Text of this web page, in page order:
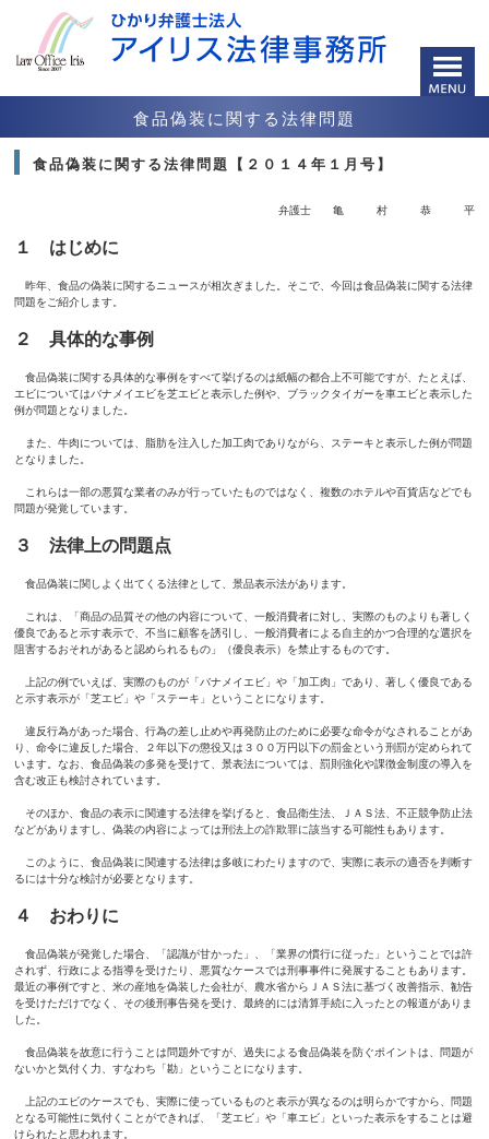
食品偽装に関する法律問題
食品偽装に関する法律問題【２０１４年１月号】
弁護士 亀 村 恭 平
１ はじめに
昨年、食品の偽装に関するニュースが相次ぎました。そこで、今回は食品偽装に関する法律
問題をご紹介します。
２ 具体的な事例
食品偽装に関する具体的な事例をすべて挙げるのは紙幅の都合上不可能ですが、たとえば、
エビについてはバナメイエビを芝エビと表示した例や、ブラックタイガーを車エビと表示した
例が問題となりました。
また、牛肉については、脂肪を注入した加工肉でありながら、ステーキと表示した例が問題
となりました。
これらは一部の悪質な業者のみが行っていたものではなく、複数のホテルや百貨店などでも
問題が発覚しています。
３ 法律上の問題点
食品偽装に関しよく出てくる法律として、景品表示法があります。
これは、「商品の品質その他の内容について、一般消費者に対し、実際のものよりも著しく
優良であると示す表示で、不当に顧客を誘引し、一般消費者による自主的かつ合理的な選択を
阻害するおそれがあると認められるもの」（優良表示）を禁止するものです。
上記の例でいえば、実際のものが「バナメイエビ」や「加工肉」であり、著しく優良である
と示す表示が「芝エビ」や「ステーキ」ということになります。
違反行為があった場合、行為の差し止めや再発防止のために必要な命令がなされることがあ
り、命令に違反した場合、２年以下の懲役又は３００万円以下の罰金という刑罰が定められて
います。なお、食品偽装の多発を受けて、景表法については、罰則強化や課徴金制度の導入を
含む改正も検討されています。
そのほか、食品の表示に関連する法律を挙げると、食品衛生法、ＪＡＳ法、不正競争防止法
などがありますし、偽装の内容によっては刑法上の詐欺罪に該当する可能性もあります。
このように、食品偽装に関連する法律は多岐にわたりますので、実際に表示の適否を判断す
るには十分な検討が必要となります。
４ おわりに
食品偽装が発覚した場合、「認識が甘かった」、「業界の慣行に従った」ということでは許
されず、行政による指導を受けたり、悪質なケースでは刑事事件に発展することもあります。
最近の事例ですと、米の産地を偽装した会社が、農水省からＪＡＳ法に基づく改善指示、勧告
を受けただけでなく、その後刑事告発を受け、最終的には清算手続に入ったとの報道がありま
した。
食品偽装を故意に行うことは問題外ですが、過失による食品偽装を防ぐポイントは、問題が
ないかと気付く力、すなわち「勘」ということになります。
上記のエビのケースでも、実際に使っているものと表示が異なるのは明らかですから、問題
となる可能性に気付くことができれば、「芝エビ」や「車エビ」といった表示をすることは避
けられたと思われます。